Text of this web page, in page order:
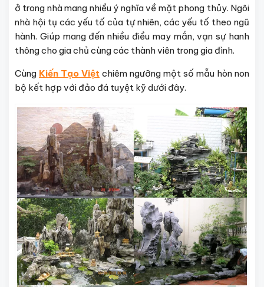
ở trong nhà mang nhiều ý nghĩa về mặt phong thủy. Ngôi
nhà hội tụ các yếu tố của tự nhiên, các yếu tố theo ngũ
hành. Giúp mang đến nhiều điều may mắn, vạn sự hanh
thông cho gia chủ cùng các thành viên trong gia đình.
Cùng Kiến Tạo Việt chiêm ngưỡng một số mẫu hòn non
bộ kết hợp với đảo đá tuyệt kỹ dưới đây.